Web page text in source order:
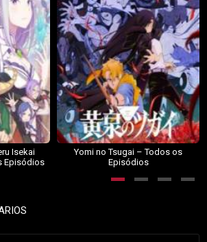
Isekai
Episódios
Yomi no Tsugai – Todos os
Episódios